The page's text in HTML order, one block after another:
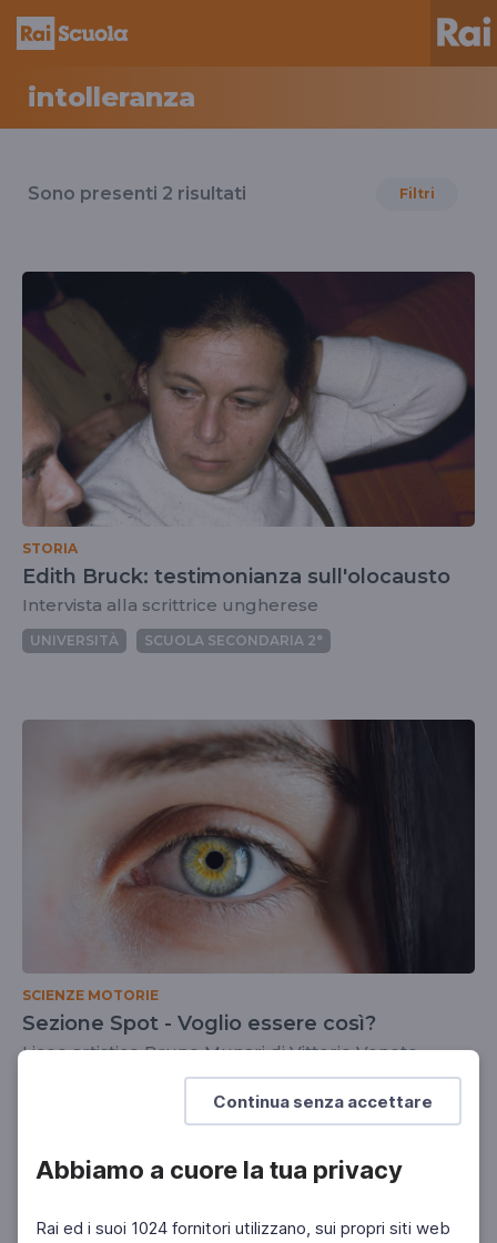
Continua senza accettare
Abbiamo a cuore la tua privacy
Rai ed i suoi 1024 fornitori utilizzano, sui propri siti web
intolleranza
il
intolleranza
Sono presenti 2 risultati Filtri
STORIA
Edith Bruck: testimonianza sull'olocausto
Intervista alla scrittrice ungherese
UNIVERSITÀ SCUOLA SECONDARIA 2°
SCIENZE MOTORIE
Sezione Spot - Voglio essere così?
Liceo artistico Bruno Munari di Vittorio Veneto